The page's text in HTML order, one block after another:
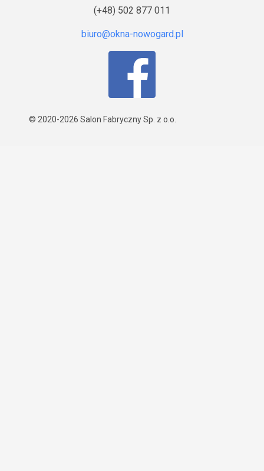
(+48) 502 877 011
© 2020-2026 Salon Fabryczny Sp. z o.o.